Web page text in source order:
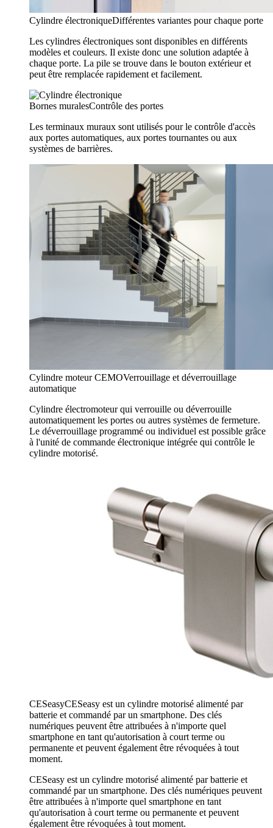
Cylindre électroniqueDifférentes variantes pour chaque porte
Les cylindres électroniques sont disponibles en différents
modèles et couleurs. Il existe donc une solution adaptée à
chaque porte. La pile se trouve dans le bouton extérieur et
peut être remplacée rapidement et facilement.
Bornes muralesContrôle des portes
Les terminaux muraux sont utilisés pour le contrôle d'accès
aux portes automatiques, aux portes tournantes ou aux
systèmes de barrières.
Cylindre moteur CEMOVerrouillage et déverrouillage
automatique
Cylindre électromoteur qui verrouille ou déverrouille
automatiquement les portes ou autres systèmes de fermeture.
Le déverrouillage programmé ou individuel est possible grâce
à l'unité de commande électronique intégrée qui contrôle le
cylindre motorisé.
CESeasyCESeasy est un cylindre motorisé alimenté par
batterie et commandé par un smartphone. Des clés
numériques peuvent être attribuées à n'importe quel
smartphone en tant qu'autorisation à court terme ou
permanente et peuvent également être révoquées à tout
moment.
CESeasy est un cylindre motorisé alimenté par batterie et
commandé par un smartphone. Des clés numériques peuvent
être attribuées à n'importe quel smartphone en tant
qu'autorisation à court terme ou permanente et peuvent
également être révoquées à tout moment.